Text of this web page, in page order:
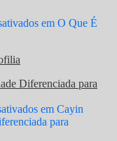
em O Que É
Diferenciada para
em Cayin
para